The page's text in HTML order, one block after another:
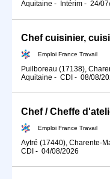
Aquitaine - Intérim - 24/
Chef cuisinier,
Emploi France Travail
Puilboreau (17138),
Aquitaine - CDI - 08/08/
Emploi France Travail
Aytré (17440), Charente-
CDI - 04/08/2026